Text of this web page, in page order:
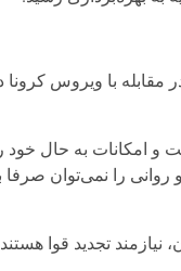
با ویروس کرونا
و امکانات به حال خود
را نمی‌توان صرفا
تجدید قوا